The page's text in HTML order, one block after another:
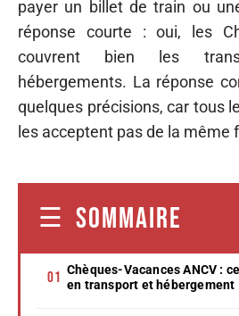
payer un billet de train ou
réponse courte : oui, les
couvrent bien les
hébergements. La réponse
quelques précisions, car tous
les acceptent pas de la même
SOMMAIRE
Chèques-Vacances ANCV :
en transport et hébergement